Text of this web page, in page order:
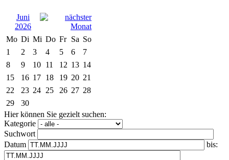
Juni
2026
Mo Di Mi Do Fr Sa So
1
2 3 4 5 6
7
8
9 10 11 12 13 14
15
16 17 18 19 20 21
22
23 24 25 26 27 28
29
30
Hier können Sie gezielt suchen:
Kategorie
Suchwort
Datum
bis: